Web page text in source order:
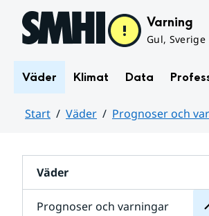
Hoppa till sidans innehåll Varning
Gul, Sverige
Väder Klimat Data
Start Väder Prognoser och
Väder
Prognoser och varningar